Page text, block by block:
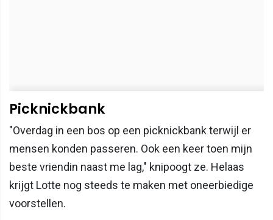
Picknickbank
"Overdag in een bos op een picknickbank terwijl er
mensen konden passeren. Ook een keer toen mijn
beste vriendin naast me lag," knipoogt ze. Helaas
krijgt Lotte nog steeds te maken met oneerbiedige
voorstellen.